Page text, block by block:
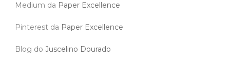
Medium da Paper Excellence
Pinterest da Paper Excellence
Blog do Juscelino Dourado